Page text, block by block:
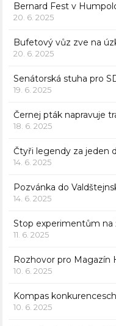
Bernard Fest v
20. 6. 2025
Bufetový vůz zve na
20. 6. 2025
Senátorská stuha pro
19. 6. 2025
Černej pták napravuje
18. 6. 2025
Čtyři legendy za jeden
14. 6. 2025
Pozvánka do
14. 6. 2025
Stop experimentům na
11. 6. 2025
Rozhovor pro Magazín
10. 6. 2025
Kompas
10. 6. 2025